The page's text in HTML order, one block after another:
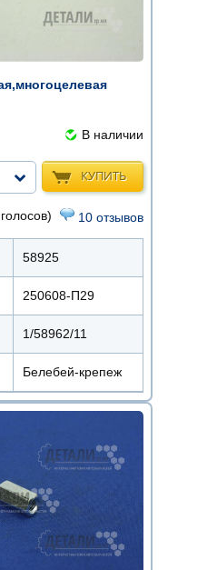
В наличии
КУПИТЬ
10 отзывов
58925
250608-П29
1/58962/11
Белебей-крепеж